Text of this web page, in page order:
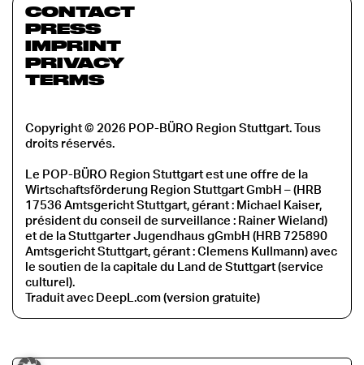
CONTACT
PRESS
IMPRINT
PRIVACY
TERMS
Copyright © 2026 POP-BÜRO Region Stuttgart. Tous
droits réservés.
Le POP-BÜRO Region Stuttgart est une offre de la
Wirtschaftsförderung Region Stuttgart GmbH – (HRB
17536 Amtsgericht Stuttgart, gérant : Michael Kaiser,
président du conseil de surveillance : Rainer Wieland)
et de la Stuttgarter Jugendhaus gGmbH (HRB 725890
Amtsgericht Stuttgart, gérant : Clemens Kullmann) avec
le soutien de la capitale du Land de Stuttgart (service
culturel).
Traduit avec DeepL.com (version gratuite)